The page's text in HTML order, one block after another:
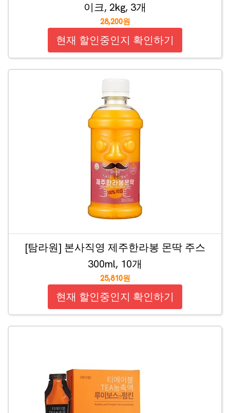
이크, 2kg, 3개
28,200원
현재 할인중인지 확인하기
[탐라원] 본사직영 제주한라봉 몬딱 주스
300ml, 10개
25,810원
현재 할인중인지 확인하기